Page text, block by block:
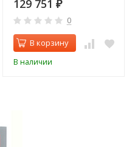
129 751 ₽
0
В корзину
В наличии